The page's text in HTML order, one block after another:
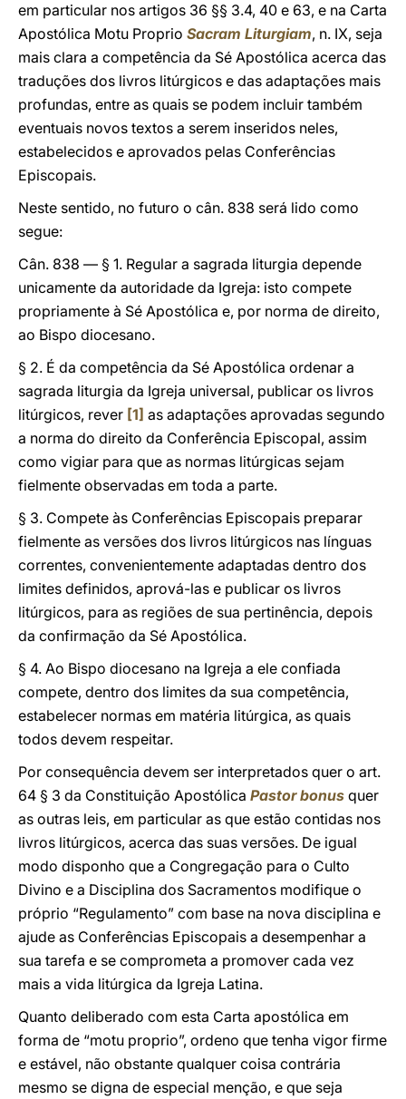
em particular nos artigos 36 §§ 3.4, 40 e 63, e na Carta
Apostólica Motu Proprio Sacram Liturgiam, n. IX, seja
mais clara a competência da Sé Apostólica acerca das
traduções dos livros litúrgicos e das adaptações mais
profundas, entre as quais se podem incluir também
eventuais novos textos a serem inseridos neles,
estabelecidos e aprovados pelas Conferências
Episcopais.
Neste sentido, no futuro o cân. 838 será lido como
segue:
Cân. 838 — § 1. Regular a sagrada liturgia depende
unicamente da autoridade da Igreja: isto compete
propriamente à Sé Apostólica e, por norma de direito,
ao Bispo diocesano.
§ 2. É da competência da Sé Apostólica ordenar a
sagrada liturgia da Igreja universal, publicar os livros
litúrgicos, rever [1] as adaptações aprovadas segundo
a norma do direito da Conferência Episcopal, assim
como vigiar para que as normas litúrgicas sejam
fielmente observadas em toda a parte.
§ 3. Compete às Conferências Episcopais preparar
fielmente as versões dos livros litúrgicos nas línguas
correntes, convenientemente adaptadas dentro dos
limites definidos, aprová-las e publicar os livros
litúrgicos, para as regiões de sua pertinência, depois
da confirmação da Sé Apostólica.
§ 4. Ao Bispo diocesano na Igreja a ele confiada
compete, dentro dos limites da sua competência,
estabelecer normas em matéria litúrgica, as quais
todos devem respeitar.
Por consequência devem ser interpretados quer o art.
64 § 3 da Constituição Apostólica Pastor bonus quer
as outras leis, em particular as que estão contidas nos
livros litúrgicos, acerca das suas versões. De igual
modo disponho que a Congregação para o Culto
Divino e a Disciplina dos Sacramentos modifique o
próprio “Regulamento” com base na nova disciplina e
ajude as Conferências Episcopais a desempenhar a
sua tarefa e se comprometa a promover cada vez
mais a vida litúrgica da Igreja Latina.
Quanto deliberado com esta Carta apostólica em
forma de “motu proprio”, ordeno que tenha vigor firme
e estável, não obstante qualquer coisa contrária
mesmo se digna de especial menção, e que seja